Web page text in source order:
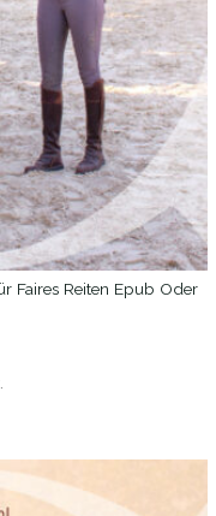
Faires Reiten Epub Oder